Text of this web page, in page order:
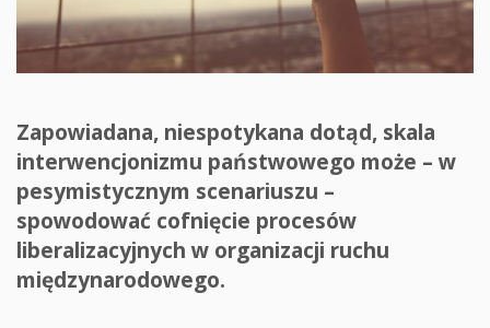
Zapowiadana, niespotykana dotąd, skala
interwencjonizmu państwowego może – w
pesymistycznym scenariuszu –
spowodować cofnięcie procesów
liberalizacyjnych w organizacji ruchu
międzynarodowego.